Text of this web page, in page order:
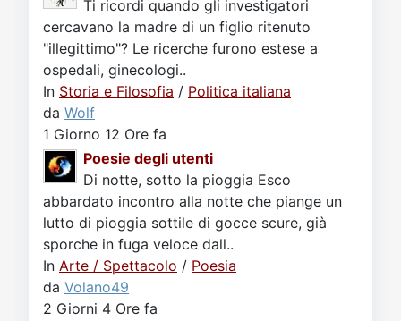
Ti ricordi quando gli investigatori
cercavano la madre di un figlio ritenuto
"illegittimo"? Le ricerche furono estese a
ospedali, ginecologi..
In Storia e Filosofia / Politica italiana
da Wolf
1 Giorno 12 Ore fa
Poesie degli utenti
Di notte, sotto la pioggia Esco
abbardato incontro alla notte che piange un
lutto di pioggia sottile di gocce scure, già
sporche in fuga veloce dall..
In Arte / Spettacolo / Poesia
da Volano49
2 Giorni 4 Ore fa